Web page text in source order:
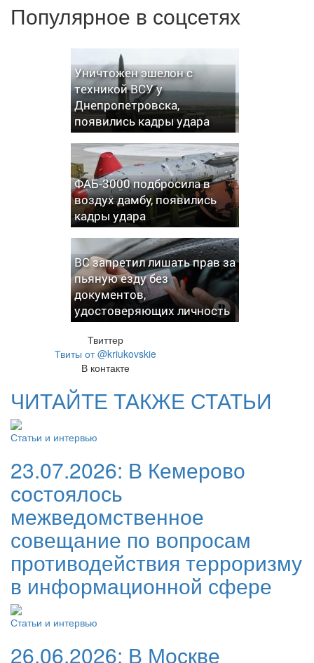
Популярное в соцсетях
Уничтожен эшелон с
техникой ВСУ у
Днепропетровска,
появились кадры удара
ФАБ-3000 подбросила в
воздух дамбу, появились
кадры удара
ВС запретил лишать прав за
пьяную езду без
документов,
удостоверяющих личность
Твиттер
Твиты от @kriukovskie
В контакте
ЧИТАЙТЕ ТАКЖЕ СТАТЬИ
Статьи и интервью
23.07.2026: В Кемерово
состоялось
межведомственное
совещание по вопросам
противодействия терроризму
в информационной сфере
Статьи и интервью
26.06.2026: В Москве